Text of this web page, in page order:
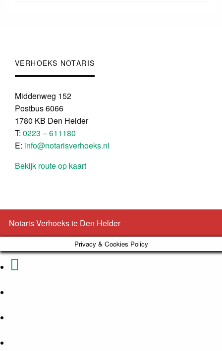
VERHOEKS NOTARIS
Middenweg 152
Postbus 6066
1780 KB Den Helder
T: 0223 – 611180
E: info@notarisverhoeks.nl
Bekijk route op kaart
Notaris Verhoeks te Den Helder
Privacy & Cookies Policy